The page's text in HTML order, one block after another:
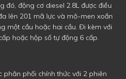
đó, động cơ diesel 2.8L được điều
lên 201 mã lực và mô-men xoắn
một cầu hoặc hai cầu. Đi kèm với
hoặc hộp số tự động 6 cấp.
phân phối chính thức với 2 phiên